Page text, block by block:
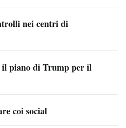
nei centri di
piano di Trump per il
coi social